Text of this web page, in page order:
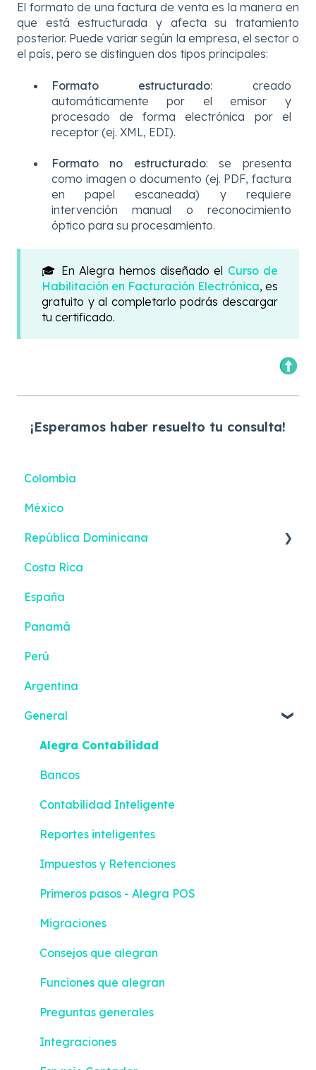
El formato de una factura de venta es la manera en
que está estructurada y afecta su tratamiento
posterior. Puede variar según la empresa, el sector o
el país, pero se distinguen dos tipos principales:
Formato estructurado: creado
automáticamente por el emisor y
procesado de forma electrónica por el
receptor (ej. XML, EDI).
Formato no estructurado: se presenta
como imagen o documento (ej. PDF, factura
en papel escaneada) y requiere
intervención manual o reconocimiento
óptico para su procesamiento.
🎓 En Alegra hemos diseñado el Curso de
Habilitación en Facturación Electrónica, es
gratuito y al completarlo podrás descargar
tu certificado.
¡Esperamos haber resuelto tu consulta!
Colombia
México
República Dominicana
Reportes inteligentes
Costa Rica
España
Panamá
Perú
Argentina
General
Alegra Contabilidad
Bancos
Contabilidad Inteligente
Reportes inteligentes
Impuestos y Retenciones
Primeros pasos - Alegra POS
Migraciones
Consejos que alegran
Funciones que alegran
Preguntas generales
Integraciones